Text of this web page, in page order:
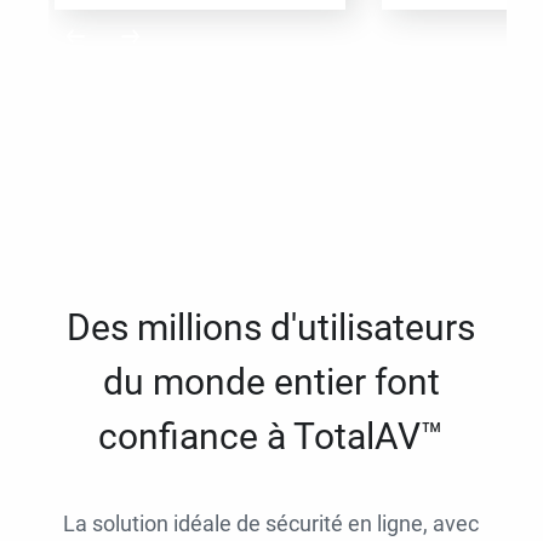
Des millions d'utilisateurs
du monde entier font
confiance à TotalAV™
La solution idéale de sécurité en ligne, avec